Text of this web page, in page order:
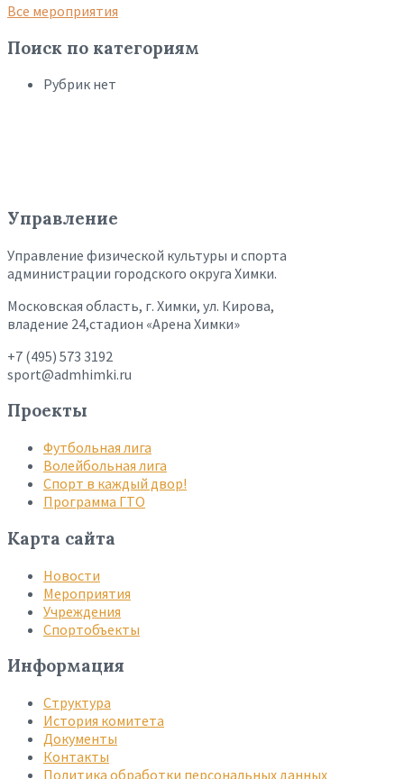
Все мероприятия
Поиск по категориям
Рубрик нет
Управление
Управление физической культуры и спорта
администрации городского округа Химки.
Московская область, г. Химки, ул. Кирова,
владение 24,стадион «Арена Химки»
+7 (495) 573 3192
sport@admhimki.ru
Проекты
Футбольная лига
Волейбольная лига
Спорт в каждый двор!
Программа ГТО
Карта сайта
Новости
Мероприятия
Учреждения
Спортобъекты
Информация
Структура
История комитета
Документы
Контакты
Политика обработки персональных данных